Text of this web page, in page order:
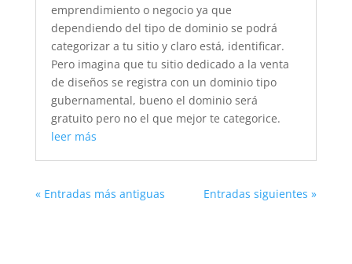
emprendimiento o negocio ya que
dependiendo del tipo de dominio se podrá
categorizar a tu sitio y claro está, identificar.
Pero imagina que tu sitio dedicado a la venta
de diseños se registra con un dominio tipo
gubernamental, bueno el dominio será
gratuito pero no el que mejor te categorice.
leer más
« Entradas más antiguas Entradas siguientes »